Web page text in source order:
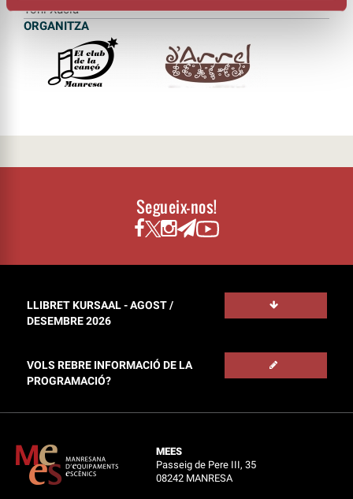
Toni Xuclà
ORGANITZA
Segueix-nos!
LLIBRET KURSAAL - AGOST /
DESEMBRE 2026
VOLS REBRE INFORMACIÓ DE LA
PROGRAMACIÓ?
MEES
Passeig de Pere III, 35
08242 MANRESA